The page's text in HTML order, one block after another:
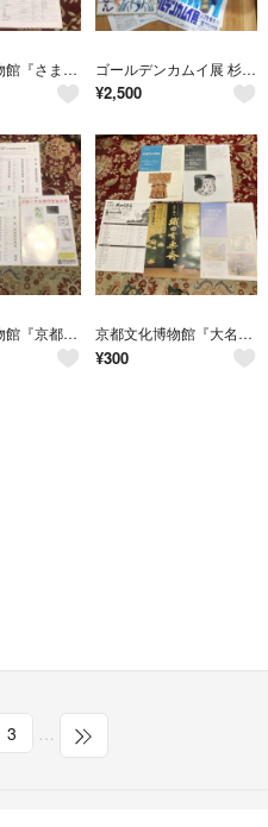
京都文化博物館『さまよえる絵筆』展パンフレット＆収集目録 ゴールデンカムイ展 杉元色紙 京都文化博物館 チラシ
¥2,500
京都文化博物館『京都工芸美術作家協会展』『京都府新鋭選抜展』パンフレット 京都文化博物館『大名茶人織田有楽斎』パンフレット＆収集目録、他
¥300
3 …